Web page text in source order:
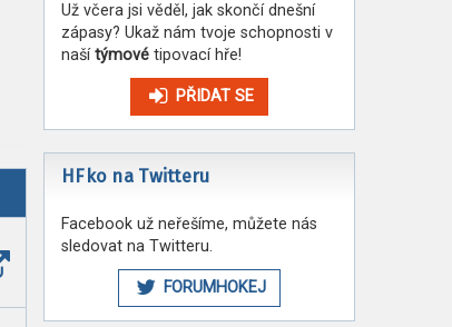
Už včera jsi věděl, jak skončí dnešní
zápasy? Ukaž nám tvoje schopnosti v
našítýmové tipovací hře!
PŘIDAT SE
HFko na Twitteru
Facebook už neřešíme, můžete nás
sledovat na Twitteru.
FORUMHOKEJ